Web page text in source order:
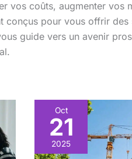
vos coûts, augmenter vos
conçus pour vous offrir
guide vers un avenir
Oct
21
2025